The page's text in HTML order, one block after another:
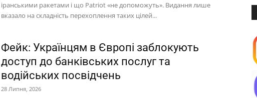
іранськими ракетами і що Patriot «не допоможуть». Видання лише
вказало на складність перехоплення таких цілей...
Фейк: Українцям в Європі заблокують
доступ до банківських послуг та
водійських посвідчень
28 Липня, 2026